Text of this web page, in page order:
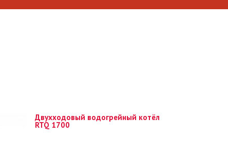
Двухходовый водогрейный котёл
RTQ 1700